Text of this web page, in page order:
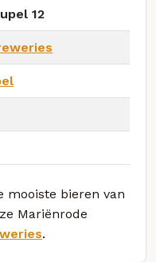
12
mooiste bieren van
Mariënrode
.